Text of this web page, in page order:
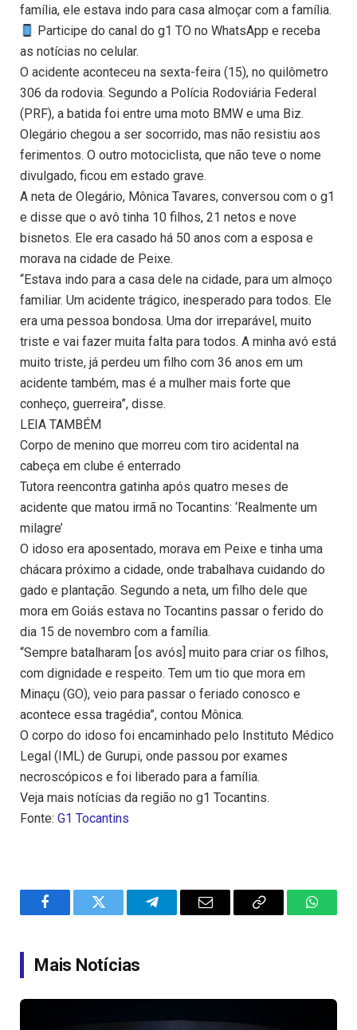
família, ele estava indo para casa almoçar com a família.
Participe do canal do g1 TO no WhatsApp e receba
as notícias no celular.
O acidente aconteceu na sexta-feira (15), no quilômetro
306 da rodovia. Segundo a Polícia Rodoviária Federal
(PRF), a batida foi entre uma moto BMW e uma Biz.
Olegário chegou a ser socorrido, mas não resistiu aos
ferimentos. O outro motociclista, que não teve o nome
divulgado, ficou em estado grave.
A neta de Olegário, Mônica Tavares, conversou com o g1
e disse que o avô tinha 10 filhos, 21 netos e nove
bisnetos. Ele era casado há 50 anos com a esposa e
morava na cidade de Peixe.
“Estava indo para a casa dele na cidade, para um almoço
familiar. Um acidente trágico, inesperado para todos. Ele
era uma pessoa bondosa. Uma dor irreparável, muito
triste e vai fazer muita falta para todos. A minha avó está
muito triste, já perdeu um filho com 36 anos em um
acidente também, mas é a mulher mais forte que
conheço, guerreira”, disse.
LEIA TAMBÉM
Corpo de menino que morreu com tiro acidental na
cabeça em clube é enterrado
Tutora reencontra gatinha após quatro meses de
acidente que matou irmã no Tocantins: ‘Realmente um
milagre’
O idoso era aposentado, morava em Peixe e tinha uma
chácara próximo a cidade, onde trabalhava cuidando do
gado e plantação. Segundo a neta, um filho dele que
mora em Goiás estava no Tocantins passar o ferido do
dia 15 de novembro com a família.
“Sempre batalharam [os avós] muito para criar os filhos,
com dignidade e respeito. Tem um tio que mora em
Minaçu (GO), veio para passar o feriado conosco e
acontece essa tragédia”, contou Mônica.
O corpo do idoso foi encaminhado pelo Instituto Médico
Legal (IML) de Gurupi, onde passou por exames
necroscópicos e foi liberado para a família.
Veja mais notícias da região no g1 Tocantins.
Fonte: G1 Tocantins
FacebookTwitter TelegramEmail
Copy
Mais Notícias